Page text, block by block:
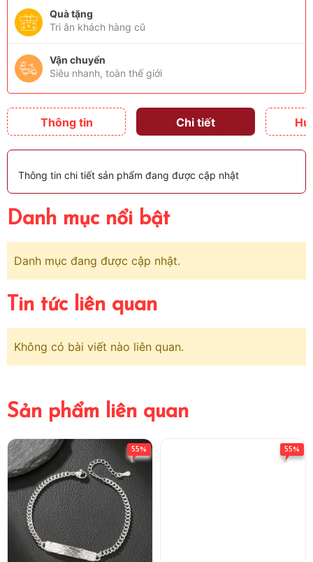
Quà tặng
Tri ân khách hàng cũ
Vận chuyển
Siêu nhanh, toàn thế giới
Thông tin Chi tiết
Thông tin chi tiết sản phẩm đang được cập nhật
Danh mục nổi bật
Danh mục đang được cập nhật.
Tin tức liên quan
Không có bài viết nào liên quan.
Sản phẩm liên quan
55% 55%